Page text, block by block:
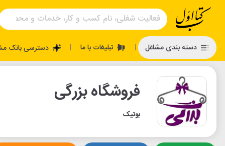
دسته بندی مشاغل | تبلیغات با ما | دسترسی بانک
فروشگاه بزرگی
بوتیک